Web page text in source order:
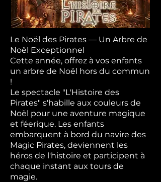
Le Noël des Pirates — Un Arbre de
Noël Exceptionnel
Cette année, offrez à vos enfants
un arbre de Noël hors du commun
!
Le spectacle "L'Histoire des
Pirates" s'habille aux couleurs de
Noël pour une aventure magique
et féerique. Les enfants
embarquent à bord du navire des
Magic Pirates, deviennent les
héros de l'histoire et participent à
chaque instant aux tours de
magie.